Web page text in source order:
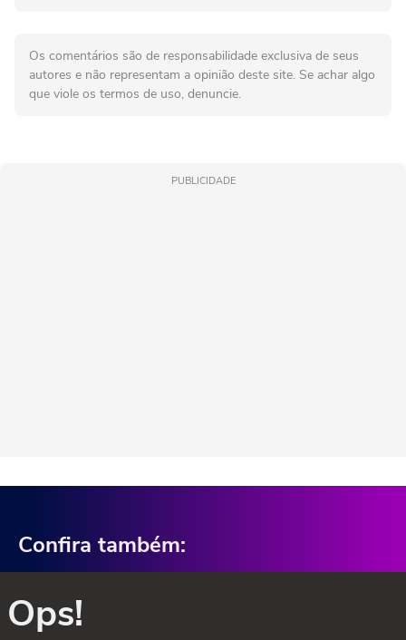
Os comentários são de responsabilidade exclusiva de seus
autores e não representam a opinião deste site. Se achar algo
que viole os termos de uso, denuncie.
PUBLICIDADE
Confira também:
Ops!